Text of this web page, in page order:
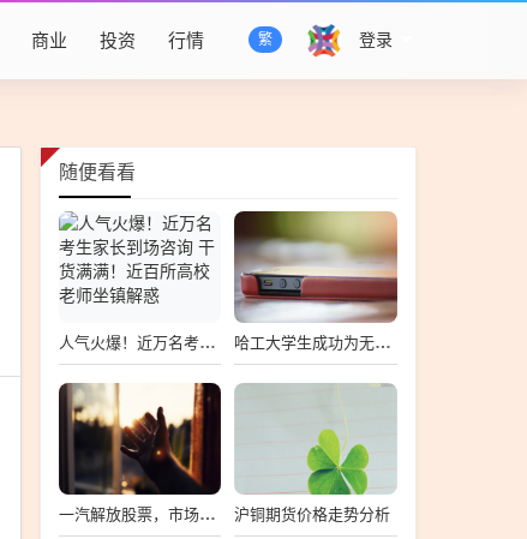
登录
繁
商业 投资 行情
随便看看
人气火爆！近万名考生家长到场咨询 干货满满！近百所高校老师坐镇解惑 哈工大学生成功为无人机安装机械臂，创新技术展现新应用
一汽解放股票，市场走势与前景展望 沪铜期货价格走势分析